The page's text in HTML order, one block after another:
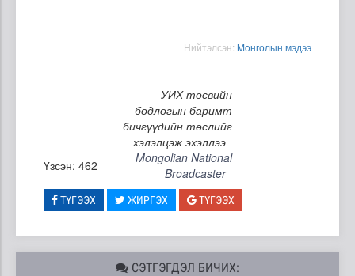
Нийтэлсэн: Moнголын мэдээ
УИХ төсвийн
бодлогын баримт
бичгүүдийн төслийг
хэлэлцэж эхэллээ
Үзсэн: 462
Mongolian National
Broadcaster
ТҮГЭЭХ ЖИРГЭХ ТҮГЭЭХ
СЭТГЭГДЭЛ БИЧИХ: